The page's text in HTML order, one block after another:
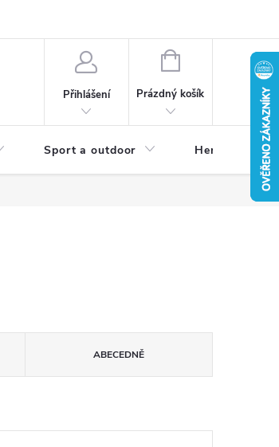
Přihlášení
NÁKUPNÍ
Prázdný košík
Sport a outdoor Herní zóna
ABECEDNĚ